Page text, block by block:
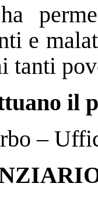
e
tanti
il
–